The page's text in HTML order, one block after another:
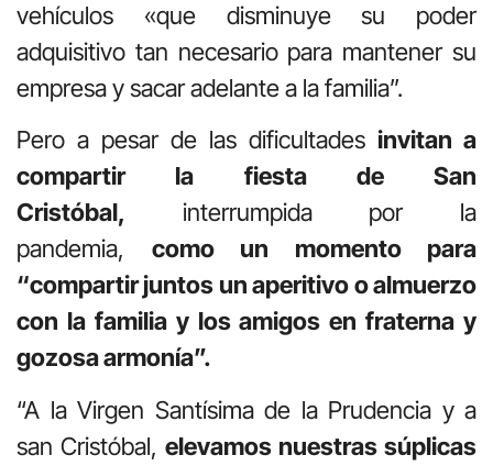
vehículos «que disminuye su poder
adquisitivo tan necesario para mantener su
empresa y sacar adelante a la familia”.
Pero a pesar de las dificultades invitan a
compartir la fiesta de San
Cristóbal, interrumpida por la
pandemia, como un momento para
“compartir juntos un aperitivo o almuerzo
con la familia y los amigos en fraterna y
gozosa armonía”.
“A la Virgen Santísima de la Prudencia y a
san Cristóbal, elevamos nuestras súplicas